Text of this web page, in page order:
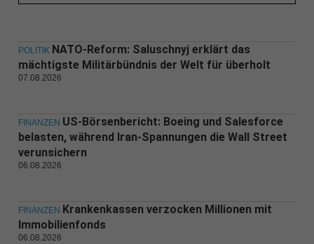
POLITIK NATO-Reform: Saluschnyj erklärt das
mächtigste Militärbündnis der Welt für überholt
07.08.2026
FINANZEN US-Börsenbericht: Boeing und Salesforce
belasten, während Iran-Spannungen die Wall Street
verunsichern
06.08.2026
FINANZEN Krankenkassen verzocken Millionen mit
Immobilienfonds
06.08.2026